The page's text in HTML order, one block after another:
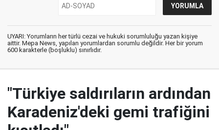
UYARI: Yorumların her türlü cezai ve hukuki sorumluluğu yazan kişiye
aittir. Mepa News, yapılan yorumlardan sorumlu değildir. Her bir yorum
600 karakterle (boşluklu) sınırlıdır.
"Türkiye saldırıların ardından
Karadeniz'deki gemi trafiğini